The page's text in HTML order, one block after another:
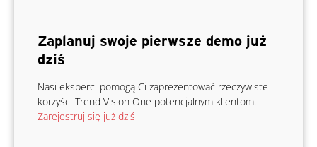
Zaplanuj swoje pierwsze demo już
dziś
Nasi eksperci pomogą Ci zaprezentować rzeczywiste
korzyści Trend Vision One potencjalnym klientom.
Zarejestruj się już dziś